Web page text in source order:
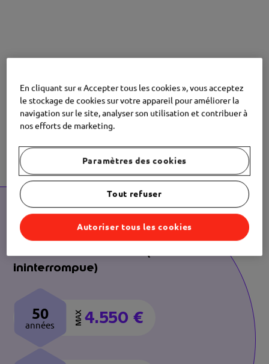
A quellesoccasions
pouvez-vous offrirdes
chèques-cadeaux
salariés ?
Anniversaire de travail (carrière
ininterrompue)
50
années MAX 4.550 €
En cliquant sur « Accepter tous les cookies », vous acceptez
le stockage de cookies sur votre appareil pour améliorer la
navigation sur le site, analyser son utilisation et contribuer à
nos efforts de marketing.
Paramètres des cookies
Tout refuser
Autoriser tous les cookies